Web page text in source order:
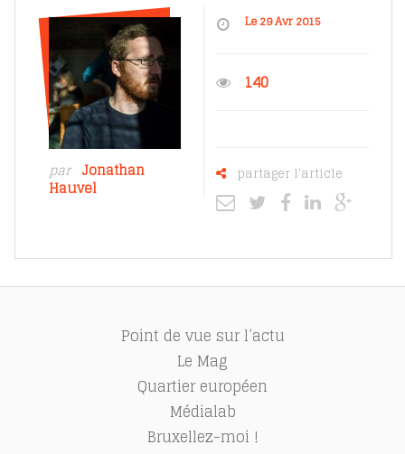
par Jonathan
Hauvel
Le 29 Avr 2015
140
partager l'article
Point de vue sur l’actu
Le Mag
Quartier européen
Médialab
Bruxellez-moi !